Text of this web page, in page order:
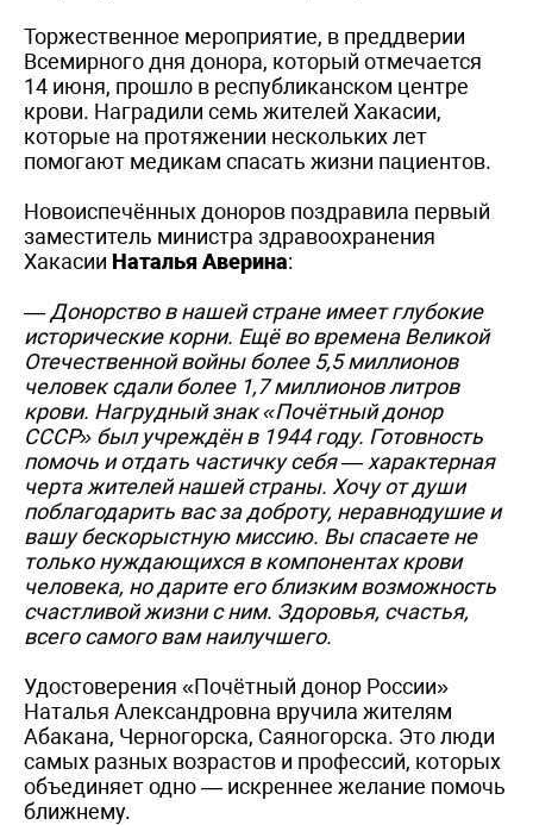
Торжественное мероприятие, в преддверии
Всемирного дня донора, который отмечается
14 июня, прошло в республиканском центре
крови. Наградили семь жителей Хакасии,
которые на протяжении нескольких лет
помогают медикам спасать жизни пациентов.
Новоиспечённых доноров поздравила первый
заместитель министра здравоохранения
Хакасии Наталья Аверина:
— Донорство в нашей стране имеет глубокие
исторические корни. Ещё во времена Великой
Отечественной войны более 5,5 миллионов
человек сдали более 1,7 миллионов литров
крови. Нагрудный знак «Почётный донор
СССР» был учреждён в 1944 году. Готовность
помочь и отдать частичку себя — характерная
черта жителей нашей страны. Хочу от души
поблагодарить вас за доброту, неравнодушие и
вашу бескорыстную миссию. Вы спасаете не
только нуждающихся в компонентах крови
человека, но дарите его близким возможность
счастливой жизни с ним. Здоровья, счастья,
всего самого вам наилучшего.
Удостоверения «Почётный донор России»
Наталья Александровна вручила жителям
Абакана, Черногорска, Саяногорска. Это люди
самых разных возрастов и профессий, которых
объединяет одно — искреннее желание помочь
ближнему.